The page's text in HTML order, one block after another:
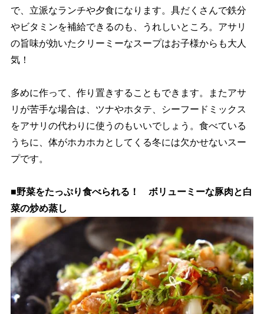
で、立派なランチや夕食になります。具だくさんで鉄分
ビタミンを補給できるのも、うれしいところ。アサリ
の旨味が効いたクリーミーなスープはお子様からも大人
気！
多めに作って、作り置きすることもできます。またアサ
リが苦手な場合は、ツナやホタテ、シーフードミックス
をアサリの代わりに使うのもいいでしょう。食べている
うちに、体がホカホカとしてくる冬には欠かせないスー
プです。
■野菜をたっぷり食べられる！ ボリューミーな豚肉と白
菜の炒め蒸し